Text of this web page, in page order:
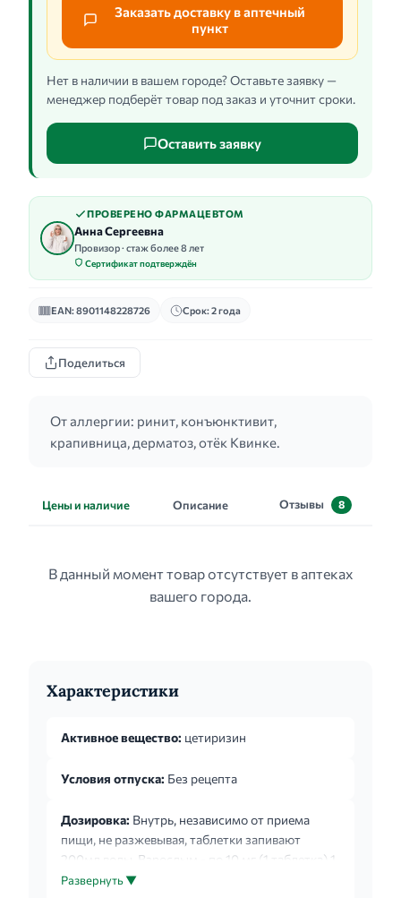
Заказать доставку в аптечный
пункт
Нет в наличии в вашем городе? Оставьте заявку —
менеджер подберёт товар под заказ и уточнит сроки.
Оставить заявку
ПРОВЕРЕНО ФАРМАЦЕВТОМ
Анна Сергеевна
Провизор · стаж более 8 лет
Сертификат подтверждён
EAN: 8901148228726 Срок: 2 года
Поделиться
От аллергии: ринит, конъюнктивит,
крапивница, дерматоз, отёк Квинке.
Цены и наличие Описание Отзывы 8
В данный момент товар отсутствует в аптеках
вашего города.
Характеристики
Активное вещество: цетиризин
Условия отпуска: Без рецепта
Дозировка: Внутрь, независимо от приема
пищи, не разжевывая, таблетки запивают
200мл воды. Взрослым - по 10 мг (1 таблетка) 1
раз в день или по 5 мг (1/2 таблетки) 2 раза в
Развернуть ▼